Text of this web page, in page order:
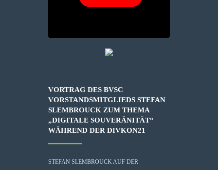
VORTRAG DES BVSC
VORSTANDSMITGLIEDS STEFAN
SLEMBROUCK ZUM THEMA
„DIGITALE SOUVERÄNITÄT“
WÄHREND DER DIVKON21
STEFAN SLEMBROUCK AUF DER